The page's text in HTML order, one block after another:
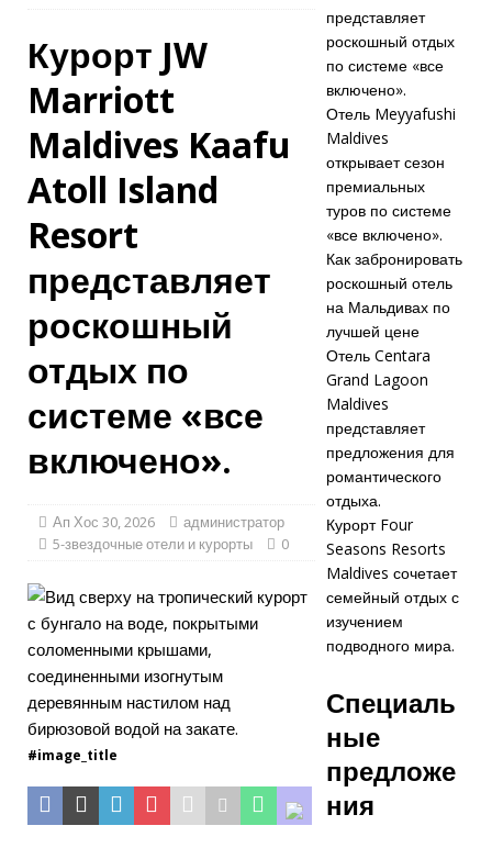
Resort
отдых по
системе «все
ОТЕЛИ И
[30 апреля
2026 г.]
Maldives
сезон
туров по
системе «все
5-
ЗВЕЗДОЧНЫЕ
Курорт JW
Marriott
Maldives Kaafu
Atoll Island
Resort
представляет
роскошный
отдых по
системе «все
включено».
Ап Хос 30, 2026
администратор
5-звездочные отели и курорты
0
#image_title
представляет
роскошный отдых
по системе «все
включено».
Отель Meyyafushi
Maldives
открывает сезон
премиальных
туров по системе
«все включено».
Как забронировать
роскошный отель
на Мальдивах по
лучшей цене
Отель Centara
Grand Lagoon
Maldives
представляет
предложения для
романтического
отдыха.
Курорт Four
Seasons Resorts
Maldives сочетает
семейный отдых с
изучением
подводного мира.
Специаль
ные
предложе
ния